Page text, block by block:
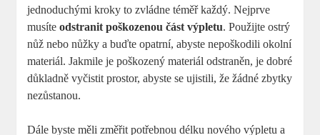
jednoduchými kroky to zvládne téměř každý. Nejprve
musíteodstranit poškozenou část výpletu. Použijte ostrý
nůž nebo nůžky a buďte opatrní, abyste nepoškodili okolní
materiál. Jakmile je poškozený materiál odstraněn, je dobré
důkladně vyčistit prostor, abyste se ujistili, že žádné zbytky
nezůstanou.
Dále byste měli změřit potřebnou délku nového výpletu a